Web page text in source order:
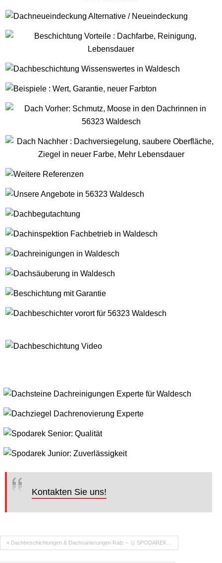
Kontakten Sie uns!
« Dachbeschichtungen & Dachsanierungen Rafz – 🥇 SPODAREK…